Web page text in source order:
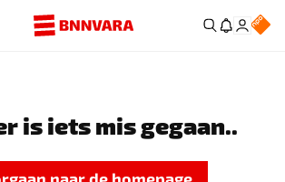
is iets mis gegaan..
naar de homepage